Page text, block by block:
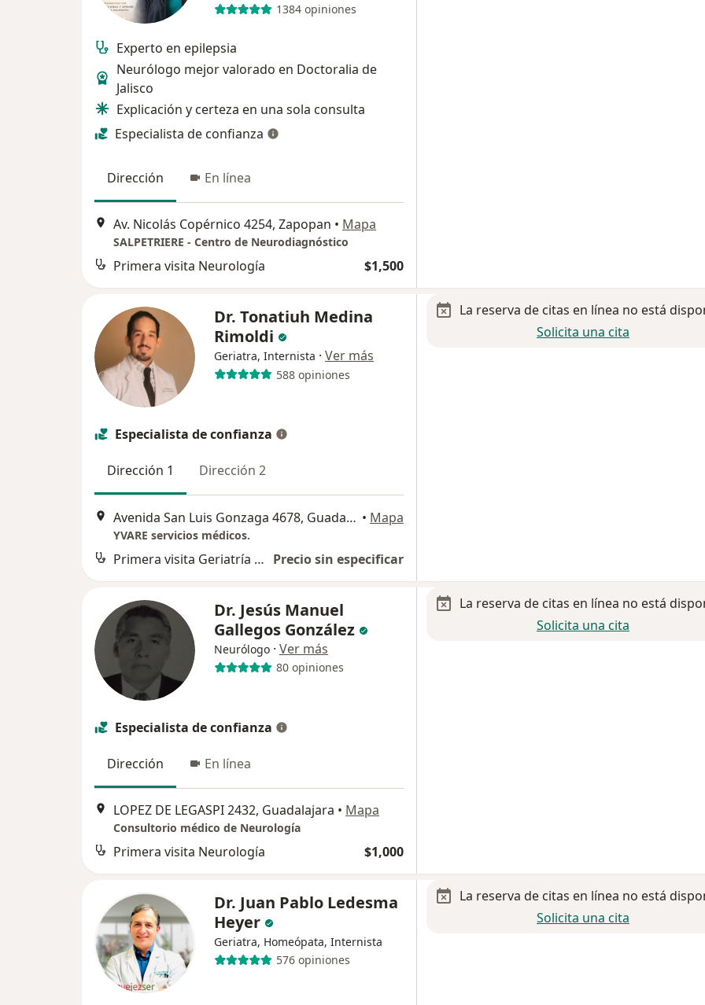
1384 opiniones
Experto en epilepsia
Neurólogo mejor valorado en Doctoralia de
Jalisco
Explicación y certeza en una sola consulta
Especialista de confianza
Dirección En línea
Av. Nicolás Copérnico 4254, Zapopan • Mapa
SALPETRIERE - Centro de Neurodiagnóstico
Primera visita Neurología $1,500
Dr. Tonatiuh Medina
Rimoldi
Geriatra, Internista · Ver más
588 opiniones
Especialista de confianza
Dirección 1 Dirección 2
Avenida San Luis Gonzaga 4678, Guadalajara • Mapa
YVARE servicios médicos.
Primera visita Geriatría y Gerontología Precio sin especificar
La reserva de citas en línea no está
Solicita una cita
Dr. Jesús Manuel
Gallegos González
Neurólogo · Ver más
80 opiniones
Especialista de confianza
Dirección En línea
LOPEZ DE LEGASPI 2432, Guadalajara • Mapa
Consultorio médico de Neurología
Primera visita Neurología $1,000
La reserva de citas en línea no está
Solicita una cita
Dr. Juan Pablo Ledesma
Heyer
Geriatra, Homeópata, Internista
576 opiniones
La reserva de citas en línea no está
Solicita una cita